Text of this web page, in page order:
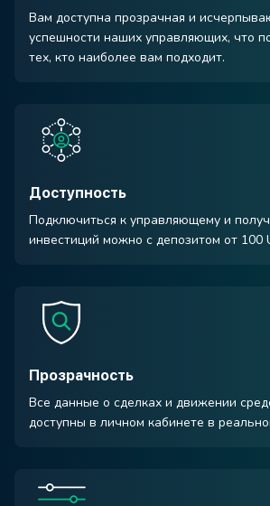
Вам доступна прозрачная и
успешности наших управляющих, что
тех, кто наиболее вам подходит.
Доступность
Подключиться к управляющему и
инвестиций можно с депозитом от 100
Прозрачность
Все данные о сделках и движении
доступны в личном кабинете в